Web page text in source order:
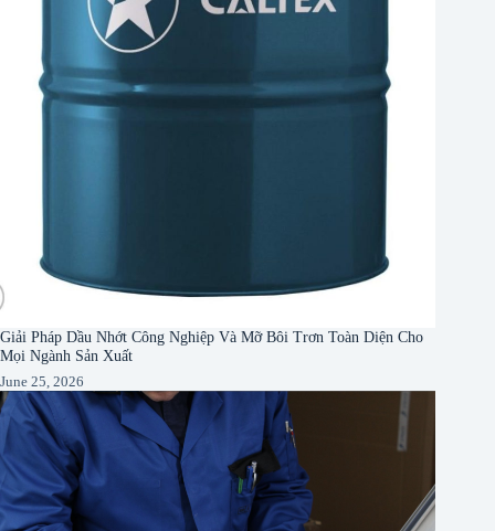
Giải Pháp Dầu Nhớt Công Nghiệp Và Mỡ Bôi Trơn Toàn Diện Cho
Mọi Ngành Sản Xuất
June 25, 2026